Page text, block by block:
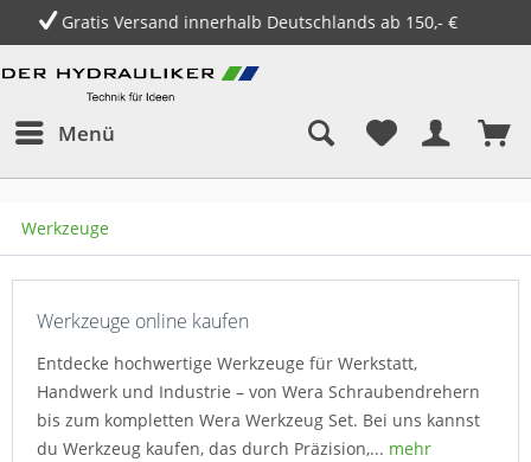
14 Tage Geld zurück Garantie
Menü
Werkzeuge
Werkzeuge online kaufen
Entdecke hochwertige Werkzeuge für Werkstatt,
Handwerk und Industrie – von Wera Schraubendrehern
bis zum kompletten Wera Werkzeug Set. Bei uns kannst
du Werkzeug kaufen, das durch Präzision,... mehr